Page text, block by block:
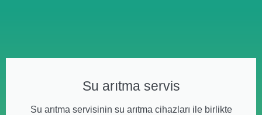
Su arıtma servis
Su arıtma servisinin su arıtma cihazları ile birlikte